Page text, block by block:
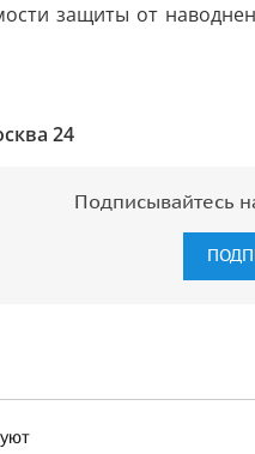
защиты от
24
Подписывайтесь